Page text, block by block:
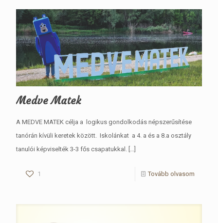
Medve Matek
A MEDVE MATEK célja a logikus gondolkodás népszerűsítése
tanórán kívüli keretek között. Iskolánkat a 4. a és a 8.a osztály
tanulói képviselték 3-3 fős csapatukkal. […]
1 Tovább olvasom